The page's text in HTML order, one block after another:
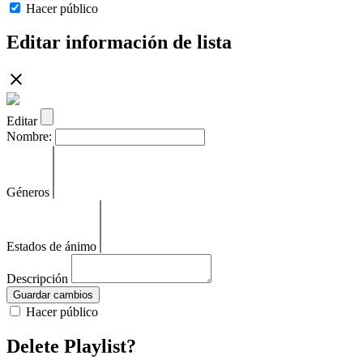
Hacer público
Editar información de lista
Editar
Nombre:
Géneros
Estados de ánimo
Descripción
Guardar cambios
Hacer público
Delete Playlist?